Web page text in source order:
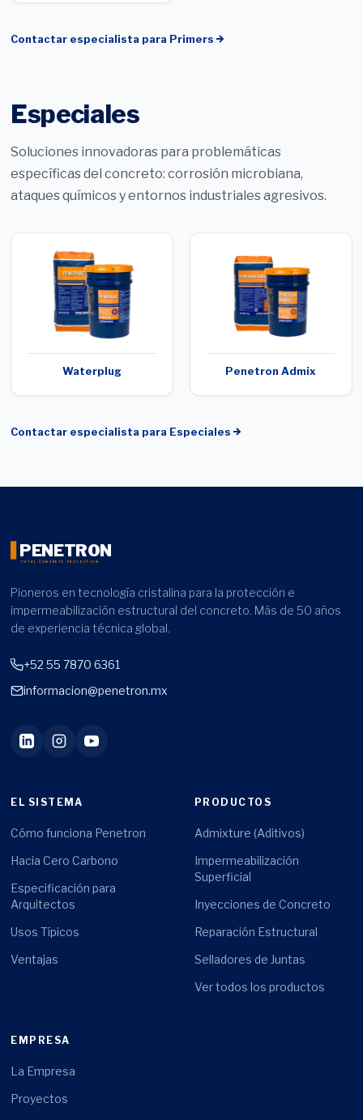
Contactar especialista para Primers
Especiales
Soluciones innovadoras para problemáticas
específicas del concreto: corrosión microbiana,
ataques químicos y entornos industriales agresivos.
Waterplug Penetron Admix
Contactar especialista para Especiales
PENETRON
TOTAL CONCRETE PROTECTION
Pioneros en tecnología cristalina para la protección e
impermeabilización estructural del concreto. Más de 50 años
de experiencia técnica global.
+52 55 7870 6361
informacion@penetron.mx
EL SISTEMA
Cómo funciona Penetron
Hacia Cero Carbono
Especificación para
Arquitectos
Usos Típicos
Ventajas
PRODUCTOS
Admixture (Aditivos)
Impermeabilización
Superficial
Inyecciones de Concreto
Reparación Estructural
Selladores de Juntas
Ver todos los productos
EMPRESA
La Empresa
Proyectos